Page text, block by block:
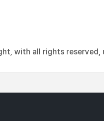
with all rights